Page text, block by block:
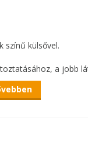
színű külsővel.
a jobb
akár pontyozáshoz is